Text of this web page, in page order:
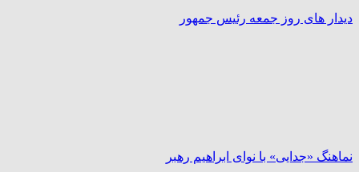
دیدار های روز جمعه رئیس جمهور
نماهنگ «جدایی» با نوای ابراهیم رهبر